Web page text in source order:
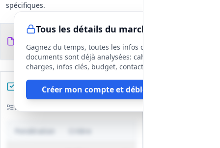
spécifiques.
Tous les détails du marché
Gagnez du temps, toutes les infos des
documents sont déjà analysées: cahier des
charges, infos clés, budget, contact, etc
Créer mon compte et débloquer
Documents du
DCE
fichiers
Préparez votre réponse
Critères d'évaluation